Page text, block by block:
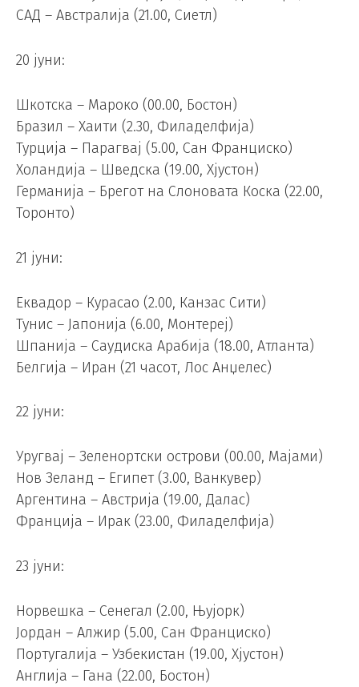
САД – Австралија (21.00, Сиетл)
20 јуни:
Шкотска – Мароко (00.00, Бостон)
Бразил – Хаити (2.30, Филаделфија)
Турција – Парагвај (5.00, Сан Франциско)
Холандија – Шведска (19.00, Хјустон)
Германија – Брегот на Слоновата Коска (22.00,
Торонто)
21 јуни:
Еквадор – Курасао (2.00, Канзас Сити)
Тунис – Јапонија (6.00, Монтереј)
Шпанија – Саудиска Арабија (18.00, Атланта)
Белгија – Иран (21 часот, Лос Анџелес)
22 јуни:
Уругвај – Зеленортски острови (00.00, Мајами)
Нов Зеланд – Египет (3.00, Ванкувер)
Аргентина – Австрија (19.00, Далас)
Франција – Ирак (23.00, Филаделфија)
23 јуни:
Норвешка – Сенегал (2.00, Њујорк)
Јордан – Алжир (5.00, Сан Франциско)
Португалија – Узбекистан (19.00, Хјустон)
Англија – Гана (22.00, Бостон)